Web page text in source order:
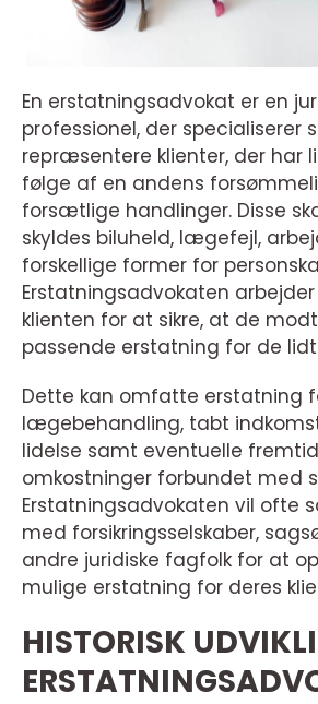
En erstatningsadvokat er en
professionel, der specialiserer
repræsentere klienter, der har
følge af en andens
forsætlige handlinger. Disse
skyldes biluheld, lægefejl,
forskellige former for
Erstatningsadvokaten
klienten for at sikre, at de
passende erstatning for de
Dette kan omfatte erstatning
lægebehandling, tabt
lidelse samt eventuelle
omkostninger forbundet med
Erstatningsadvokaten vil ofte
med forsikringsselskaber,
andre juridiske fagfolk for at
mulige erstatning for deres
HISTORISK